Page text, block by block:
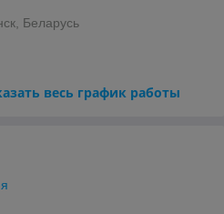
Беларусь
весь график работы